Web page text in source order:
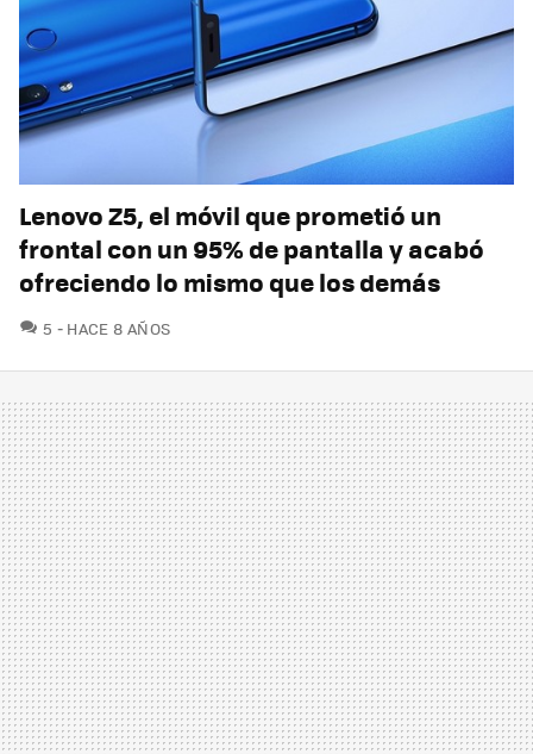
Lenovo Z5, el móvil que prometió un
frontal con un 95% de pantalla y acabó
ofreciendo lo mismo que los demás
5 COMENTARIOS
HACE 8 AÑOS